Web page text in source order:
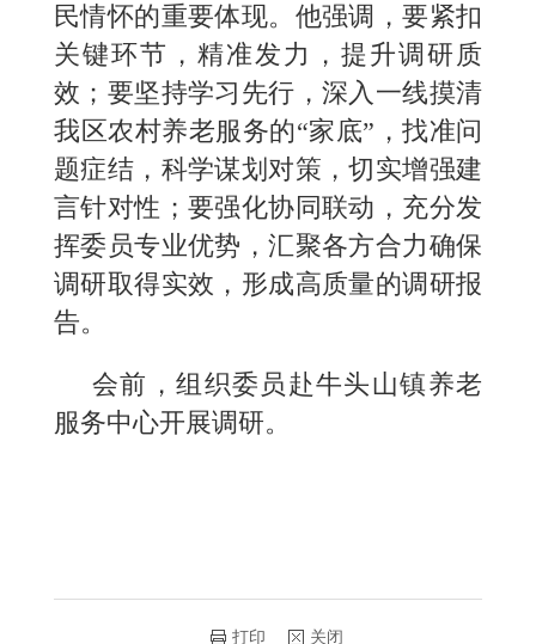
民情怀的重要体现。他强调，要紧扣
关键环节，精准发力，提升调研质
效；要坚持学习先行，深入一线摸清
我区农村养老服务的“家底”，找准问
题症结，科学谋划对策，切实增强建
言针对性；要强化协同联动，充分发
挥委员专业优势，汇聚各方合力确保
调研取得实效，形成高质量的调研报
告。
会前，组织委员赴牛头山镇养老
服务中心开展调研。
打印 关闭